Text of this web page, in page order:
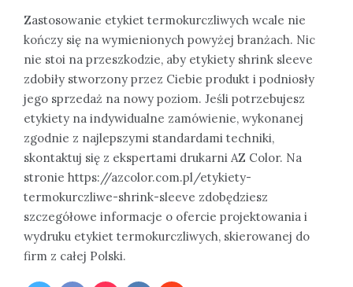
Zastosowanie etykiet termokurczliwych wcale nie
kończy się na wymienionych powyżej branżach. Nic
nie stoi na przeszkodzie, aby etykiety shrink sleeve
zdobiły stworzony przez Ciebie produkt i podniosły
jego sprzedaż na nowy poziom. Jeśli potrzebujesz
etykiety na indywidualne zamówienie, wykonanej
zgodnie z najlepszymi standardami techniki,
skontaktuj się z ekspertami drukarni AZ Color. Na
stronie https://azcolor.com.pl/etykiety-
termokurczliwe-shrink-sleeve zdobędziesz
szczegółowe informacje o ofercie projektowania i
wydruku etykiet termokurczliwych, skierowanej do
firm z całej Polski.